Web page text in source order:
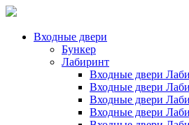
Входные двери
Бункер
Лабиринт
Входные двери
Входные двери
Входные двери
Входные двери